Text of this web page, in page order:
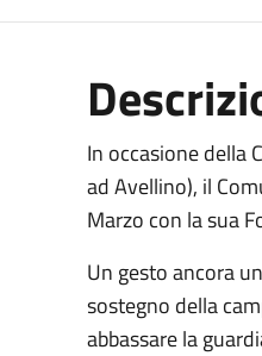
In occasione della
ad Avellino), il
Marzo con la sua
Un gesto ancora
sostegno della
abbassare la